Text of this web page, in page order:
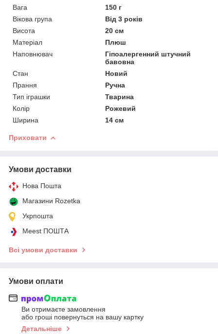
Вага
150 г
Вікова група
Від 3 років
Висота
20 см
Матеріал
Плюш
Наповнювач
Гіпоалергенний штучний
бавовна
Стан
Новий
Прання
Ручна
Тип іграшки
Тварина
Колір
Рожевий
Ширина
14 см
Приховати
Умови доставки
Нова Пошта
Магазини Rozetka
Укрпошта
Meest ПОШТА
Всі умови доставки
Умови оплати
Ви отримаєте замовлення
або гроші повернуться на вашу картку
Детальніше